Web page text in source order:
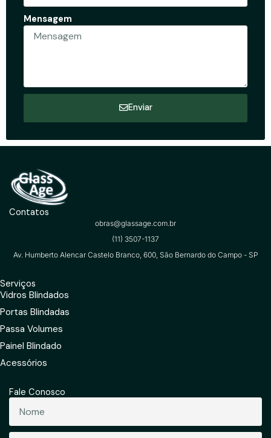
Mensagem
Enviar
Contatos
obras@glassage.com.br
(11) 3507-1137
Av. Humberto Alencar Castelo Branco, 600, São Bernardo do Campo - SP
Serviços
Vidros Blindados
Portas Blindadas
Passa Volumes
Painel Blindado
Acessórios
Fale Conosco
Nome